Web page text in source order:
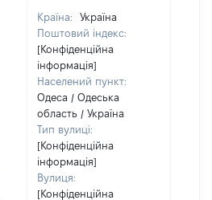
Країна:
Україна
Поштовий індекс:
[Конфіденційна
інформація]
Населений пункт:
Одеса / Одеська
область / Україна
Тип вулиці:
[Конфіденційна
інформація]
Вулиця:
[Конфіденційна